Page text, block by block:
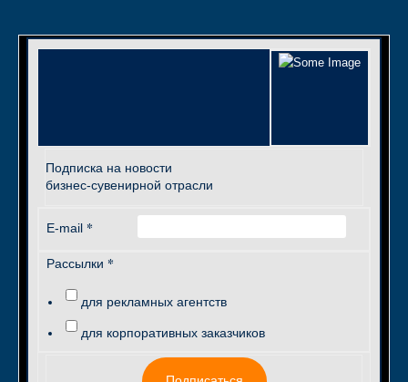
Подписка на новости
бизнес-сувенирной отрасли
E-mail *
Рассылки *
для рекламных агентств
для корпоративных заказчиков